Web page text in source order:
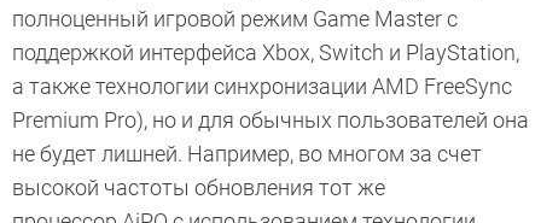
полноценный игровой режим Game Master с
поддержкой интерфейса Xbox, Switch и PlayStation,
а также технологии синхронизации AMD FreeSync
Premium Pro), но и для обычных пользователей она
не будет лишней. Например, во многом за счет
высокой частоты обновления тот же